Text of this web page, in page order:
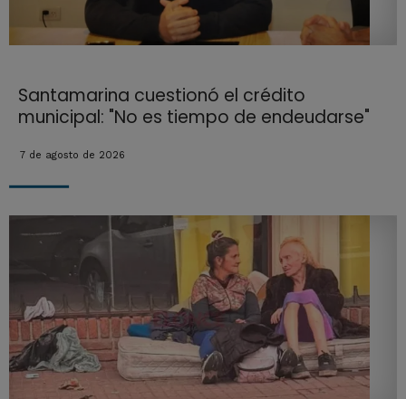
Santamarina cuestionó el crédito
municipal: "No es tiempo de endeudarse"
7 de agosto de 2026